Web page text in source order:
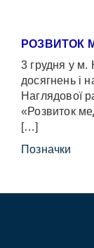
РОЗВИТОК
3 грудня у м.
досягнень і
Наглядової
«Розвиток
[…]
Позначки